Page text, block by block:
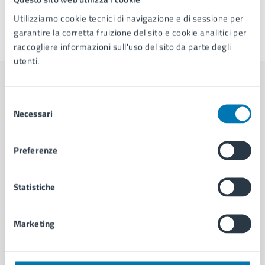
Utilizziamo cookie tecnici di navigazione e di sessione per
garantire la corretta fruizione del sito e cookie analitici per
raccogliere informazioni sull'uso del sito da parte degli
utenti.
delNecessari
Preferenze
Statistiche
Marketing
Ultimo aggiornamento:25/09/2025, 16:13